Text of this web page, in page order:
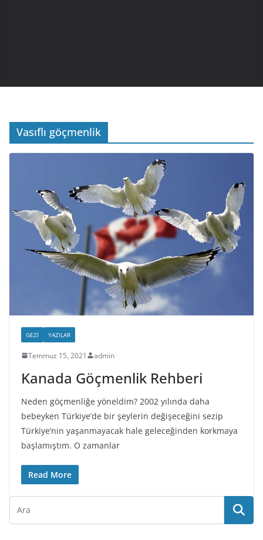
Vasıflı göçmenlik
GEZI YAZILAR
Temmuz 15, 2021 admin
Kanada Göçmenlik Rehberi
Neden göçmenliğe yöneldim? 2002 yılında daha
bebeyken Türkiye’de bir şeylerin değişeceğini sezip
Türkiye’nin yaşanmayacak hale geleceğinden korkmaya
başlamıştım. O zamanlar
Read More